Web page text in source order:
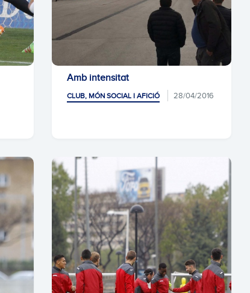
Amb intensitat
CLUB, MÓN SOCIAL I AFICIÓ 28/04/2016